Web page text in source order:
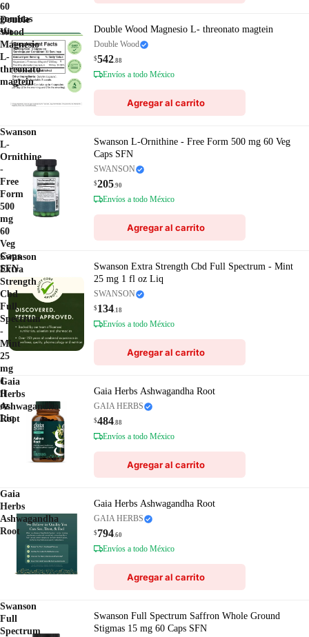
60
gomitas
sfn
Double
Wood
Magnesio
L-
threonato
magtein
Double Wood Magnesio L- threonato magtein
Double Wood
$542.88
Envíos a todo México
Agregar al carrito
Swanson
L-
Ornithine
-
Free
Form
500
mg
60
Veg
Caps
SFN
Swanson L-Ornithine - Free Form 500 mg 60 Veg
Caps SFN
SWANSON
$205.90
Envíos a todo México
Agregar al carrito
Swanson
Extra
Strength
Cbd
Full
Spectrum
-
Mint
25
mg
1
fl
oz
Liq
Swanson Extra Strength Cbd Full Spectrum - Mint
25 mg 1 fl oz Liq
SWANSON
$134.18
Envíos a todo México
Agregar al carrito
Gaia
Herbs
Ashwagandha
Root
Gaia Herbs Ashwagandha Root
GAIA HERBS
$484.88
Envíos a todo México
Agregar al carrito
Gaia
Herbs
Ashwagandha
Root
Gaia Herbs Ashwagandha Root
GAIA HERBS
$794.60
Envíos a todo México
Agregar al carrito
Swanson
Full
Spectrum
Swanson Full Spectrum Saffron Whole Ground
Stigmas 15 mg 60 Caps SFN